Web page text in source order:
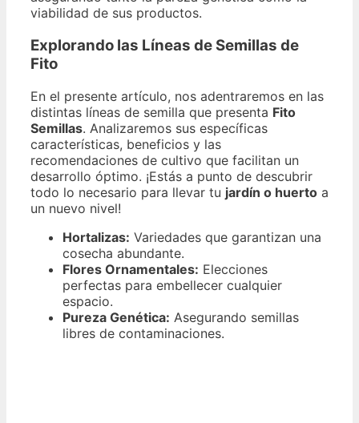
viabilidad de sus productos.
Explorando las Líneas de Semillas de
Fito
En el presente artículo, nos adentraremos en las
distintas líneas de semilla que presenta Fito
Semillas. Analizaremos sus específicas
características, beneficios y las
recomendaciones de cultivo que facilitan un
desarrollo óptimo. ¡Estás a punto de descubrir
todo lo necesario para llevar tu jardín o huerto a
un nuevo nivel!
Hortalizas: Variedades que garantizan una
cosecha abundante.
Flores Ornamentales: Elecciones
perfectas para embellecer cualquier
espacio.
Pureza Genética: Asegurando semillas
libres de contaminaciones.